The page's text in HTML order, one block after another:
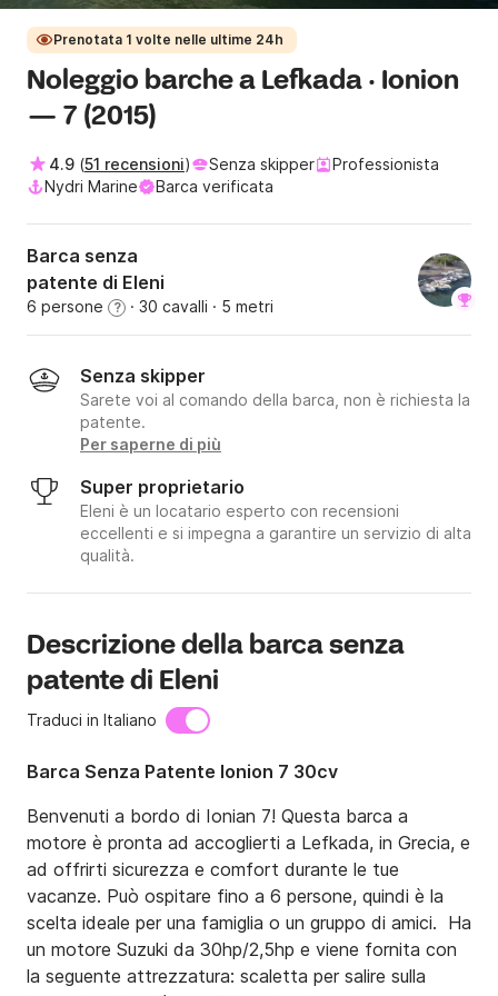
Prenotata 1 volte nelle ultime 24h
Noleggio barche a Lefkada · Ionion
— 7 (2015)
4.9 (51 recensioni) Senza skipper
Professionista
Nydri Marine
Barca verificata
Barca senza
patente di Eleni
6 persone ? · 30 cavalli · 5 metri
Senza skipper
Sarete voi al comando della barca, non è richiesta la
patente.
Per saperne di più
Super proprietario
Eleni è un locatario esperto con recensioni
eccellenti e si impegna a garantire un servizio di alta
qualità.
Descrizione della barca senza
patente di Eleni
Traduci in Italiano
Barca Senza Patente Ionion 7 30cv
Benvenuti a bordo di Ionian 7! Questa barca a
motore è pronta ad accoglierti a Lefkada, in Grecia, e
ad offrirti sicurezza e comfort durante le tue
vacanze. Può ospitare fino a 6 persone, quindi è la
scelta ideale per una famiglia o un gruppo di amici.  Ha
un motore Suzuki da 30hp/2,5hp e viene fornita con
la seguente attrezzatura: scaletta per salire sulla